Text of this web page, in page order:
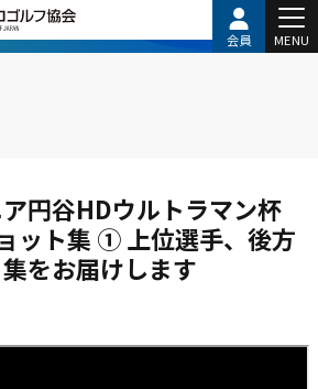
会員 MENU
ア円谷HDウルトラマン杯
ト集 ① 上位選手、後方
をお届けします